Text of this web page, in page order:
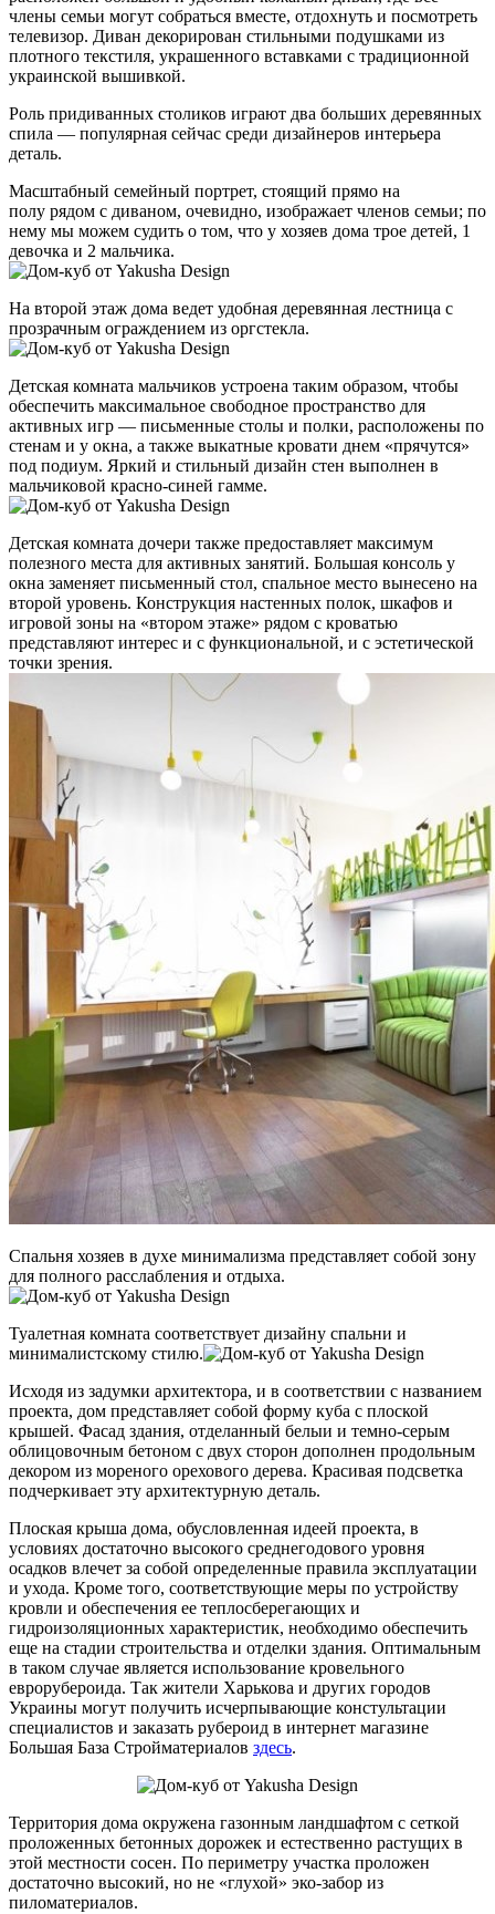
члены семьи могут собраться вместе, отдохнуть и посмотреть
телевизор. Диван декорирован стильными подушками из
плотного текстиля, украшенного вставками с традиционной
украинской вышивкой.
Роль придиванных столиков играют два больших деревянных
спила — популярная сейчас среди дизайнеров интерьера
деталь.
Масштабный семейный портрет, стоящий прямо на
полу рядом с диваном, очевидно, изображает членов семьи; по
нему мы можем судить о том, что у хозяев дома трое детей, 1
девочка и 2 мальчика.
На второй этаж дома ведет удобная деревянная лестница с
прозрачным ограждением из оргстекла.
Детская комната мальчиков устроена таким образом, чтобы
обеспечить максимальное свободное пространство для
активных игр — письменные столы и полки, расположены по
стенам и у окна, а также выкатные кровати днем «прячутся»
под подиум. Яркий и стильный дизайн стен выполнен в
мальчиковой красно-синей гамме.
Детская комната дочери также предоставляет максимум
полезного места для активных занятий. Большая консоль у
окна заменяет письменный стол, спальное место вынесено на
второй уровень. Конструкция настенных полок, шкафов и
игровой зоны на «втором этаже» рядом с кроватью
представляют интерес и с функциональной, и с эстетической
точки зрения.
Спальня хозяев в духе минимализма представляет собой зону
для полного расслабления и отдыха.
Туалетная комната соответствует дизайну спальни и
минималистскому стилю.
Исходя из задумки архитектора, и в соответствии с названием
проекта, дом представляет собой форму куба с плоской
крышей. Фасад здания, отделанный белыи и темно-серым
облицовочным бетоном с двух сторон дополнен продольным
декором из мореного орехового дерева. Красивая подсветка
подчеркивает эту архитектурную деталь.
Плоская крыша дома, обусловленная идеей проекта, в
условиях достаточно высокого среднегодового уровня
осадков влечет за собой определенные правила эксплуатации
и ухода. Кроме того, соответствующие меры по устройству
кровли и обеспечения ее теплосберегающих и
гидроизоляционных характеристик, необходимо обеспечить
еще на стадии строительства и отделки здания. Оптимальным
в таком случае является использование кровельного
еврорубероида. Так жители Харькова и других городов
Украины могут получить исчерпывающие констультации
специалистов и заказать рубероид в интернет магазине
Большая База Стройматериалов здесь.
Территория дома окружена газонным ландшафтом с сеткой
проложенных бетонных дорожек и естественно растущих в
этой местности сосен. По периметру участка проложен
достаточно высокий, но не «глухой» эко-забор из
пиломатериалов.